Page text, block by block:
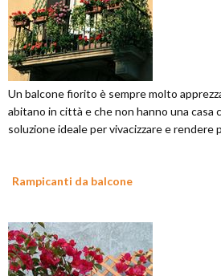
Un balcone fiorito è sempre molto
abitano in città e che non hanno una casa
soluzione ideale per vivacizzare e rendere
Rampicanti da balcone